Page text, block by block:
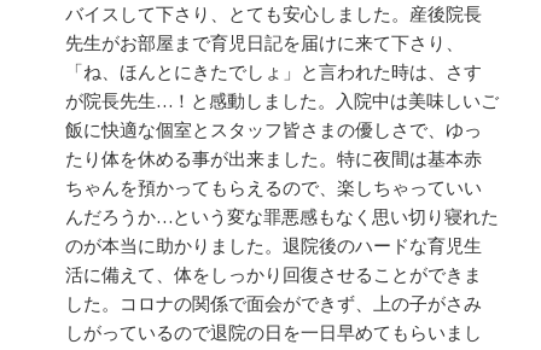
バイスして下さり、とても安心しました。産後院長
先生がお部屋まで育児日記を届けに来て下さり、
「ね、ほんとにきたでしょ」と言われた時は、さす
が院長先生…！と感動しました。入院中は美味しいご
飯に快適な個室とスタッフ皆さまの優しさで、ゆっ
たり体を休める事が出来ました。特に夜間は基本赤
ちゃんを預かってもらえるので、楽しちゃっていい
んだろうか…という変な罪悪感もなく思い切り寝れた
のが本当に助かりました。退院後のハードな育児生
活に備えて、体をしっかり回復させることができま
した。コロナの関係で面会ができず、上の子がさみ
しがっているので退院の日を一日早めてもらいまし